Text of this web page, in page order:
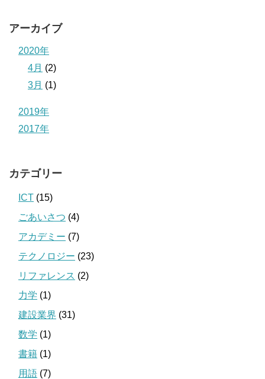
アーカイブ
2020年
4月 (2)
3月 (1)
2019年
2017年
カテゴリー
ICT (15)
ごあいさつ (4)
アカデミー (7)
テクノロジー (23)
リファレンス (2)
力学 (1)
建設業界 (31)
数学 (1)
書籍 (1)
用語 (7)